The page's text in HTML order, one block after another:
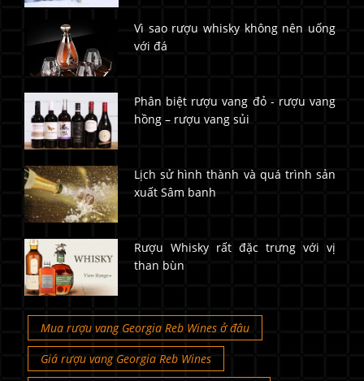
Vì sao rượu whisky không nên uống
với đá
Phân biệt rượu vang đỏ - rượu vang
hồng – rượu vang sủi
Lịch sử hình thành và quá trình sản
xuất Sâm banh
Rượu Whisky rất đặc trưng với vị
than bùn
Mua rượu vang Georgia Reb Wines ở đâu
Giá rượu vang Georgia Reb Wines